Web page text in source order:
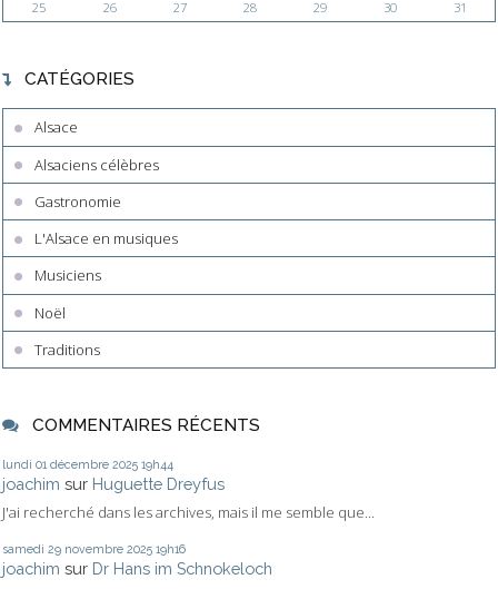
25
26 27 28 29 30 31
CATÉGORIES
Alsace
Alsaciens célèbres
Gastronomie
L'Alsace en musiques
Musiciens
Noël
Traditions
COMMENTAIRES RÉCENTS
lundi 01 décembre 2025 19h44
joachim sur Huguette Dreyfus
J'ai recherché dans les archives, mais il me semble que...
samedi 29 novembre 2025 19h16
joachim sur Dr Hans im Schnokeloch